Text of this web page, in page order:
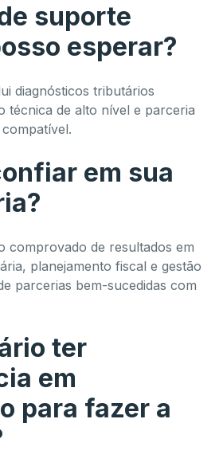
suporte
esperar?
diagnósticos tributários
técnica de alto nível e parceria
em sua
comprovado de resultados em
planejamento fiscal e gestão
parcerias bem-sucedidas com
ter
em
para fazer a